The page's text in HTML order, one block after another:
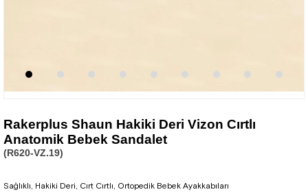
Rakerplus Shaun Hakiki Deri Vizon Cırtlı
Anatomik Bebek Sandalet
(R620-VZ.19)
Sağlıklı, Hakiki Deri, Cırt Cırtlı, Ortopedik Bebek Ayakkabıları